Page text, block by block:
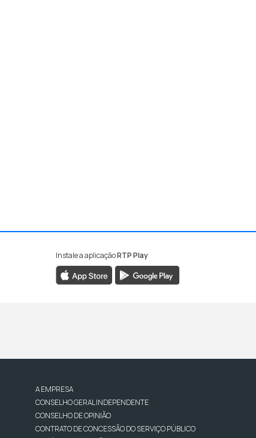
Instale a aplicaçãoRTP Play
A EMPRESA
CONSELHO GERAL INDEPENDENTE
CONSELHO DE OPINIÃO
CONTRATO DE CONCESSÃO DO SERVIÇO PÚBLICO